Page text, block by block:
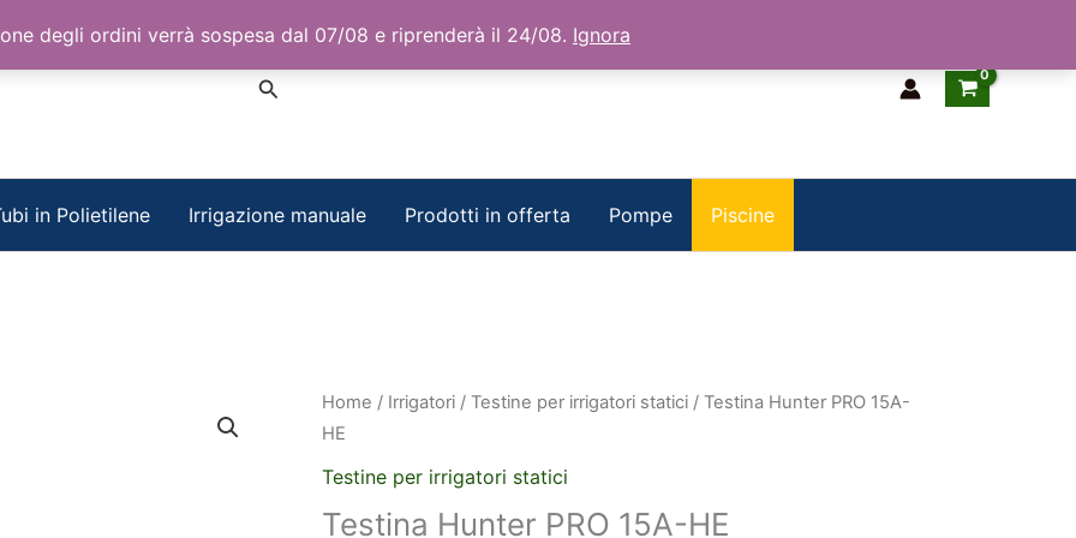
degli ordini verrà sospesa dal 07/08 e riprenderà il 24/08. Ignora
Cerca
in Polietilene Irrigazione manuale Prodotti in offerta Pompe Piscine
Home / Irrigatori /Testine per irrigatori statici / Testina Hunter PRO 15A-
HE
Testine per irrigatori statici
Testina Hunter PRO 15A-HE